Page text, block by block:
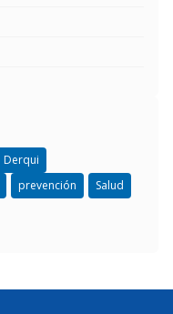
Derqui
prevención
Salud